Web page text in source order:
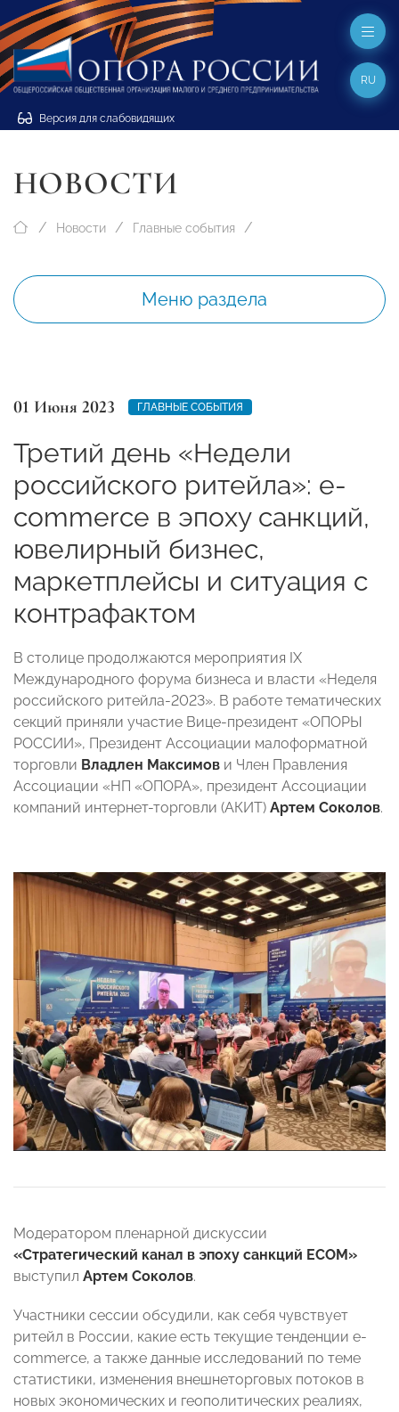
Версия для слабовидящих
RU
НОВОСТИ
Новости Главные события
Меню раздела
01 Июня 2023 ГЛАВНЫЕ СОБЫТИЯ
Третий день «Недели
российского ритейла»: e-
commerce в эпоху санкций,
ювелирный бизнес,
маркетплейсы и ситуация с
контрафактом
В столице продолжаются мероприятия IX
Международного форума бизнеса и власти «Неделя
российского ритейла-2023». В работе тематических
секций приняли участие Вице-президент «ОПОРЫ
РОССИИ», Президент Ассоциации малоформатной
торговли Владлен Максимов и Член Правления
Ассоциации «НП «ОПОРА», президент Ассоциации
компаний интернет-торговли (АКИТ) Артем Соколов.
Модератором пленарной дискуссии
«Стратегический канал в эпоху санкций ECOM»
выступил Артем Соколов.
Участники сессии обсудили, как себя чувствует
ритейл в России, какие есть текущие тенденции e-
commerce, а также данные исследований по теме
статистики, изменения внешнеторговых потоков в
новых экономических и геополитических реалиях,